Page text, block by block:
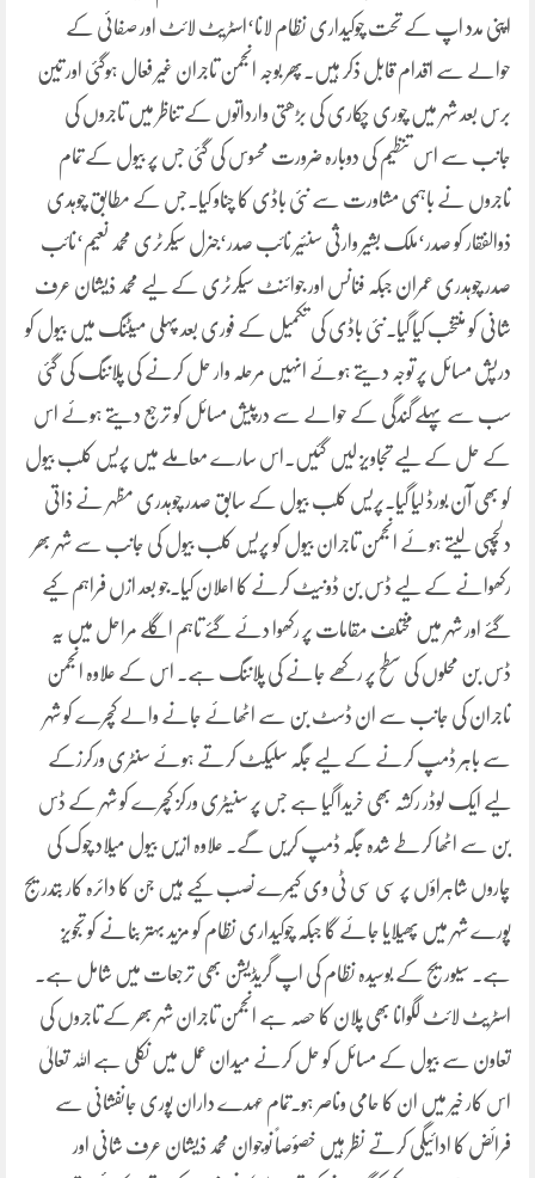
اپنی مدد اپ کے تحت چوکیداری نظام لانا‘اسٹریٹ لائٹ اور صفائی کے
حوالے سے اقدام قابل ذکر ہیں۔پھر بوجہ انجمن تاجران غیر فعال ہوگئی اور تین
برس بعد شہر میں چوری چکاری کی بڑھتی وارداتوں کے تناظر میں تاجروں کی
جانب سے اس تنظیم کی دوبارہ ضرورت محسوس کی گئی جس پر بیول کے تمام
تاجروں نے باہمی مشاورت سے نئی باڈی کا چناو کیا۔جس کے مطابق چوہدی
ذوالفقار کو صدر‘ملک بشیر وارثی سنئیر نائب صدر‘جنرل سیکرٹری محمد نعیم‘نائب
صدر چوہدری عمران جبکہ فنانس اور جوائنٹ سیکرٹری کے لیے محمد ذیشان عرف
شانی کو منتخب کیا گیا۔نئی باڈی کی تکمیل کے فوری بعد پہلی میٹنگ میں بیول کو
درپش مسائل پر توجہ دیتے ہوئے انہیں مرحلہ وار حل کرنے کی پلاننگ کی گئی
سب سے پہلے گندگی کے حوالے سے درپیش مسائل کو ترجع دیتے ہوئے اس
کے حل کے لیے تجاویز لیں گئیں۔اس سارے معاملے میں پریس کلب بیول
کو بھی آن بورڈ لیا گیا۔پریس کلب بیول کے سابق صدر چوہدری مظہر نے ذاتی
دلچسپی لیتے ہوئے انجمن تاجران بیول کو پریس کلب بیول کی جانب سے شہر بھر
رکھوانے کے لیے ڈس بن ڈونیٹ کرنے کا اعلان کیا۔جو بعد ازں فراہم کیے
گئے اور شہر میں مختلف مقامات پر رکھوا دئے گئے تاہم اگلے مراحل میں یہ
ڈس بن محلوں کی سطح پر رکھے جانے کی پلاننگ ہے. اس کے علاوہ انجمن
تاجران کی جانب سے ان ڈسٹ بن سے اٹھائے جانے والے کچرے کو شہر
سے باہر ڈمپ کرنے کے لیے جگہ سلیکٹ کرتے ہوئے سنٹری ورکرزکے
لیے ایک لوڈر رکشہ بھی خریدا گیا ہے جس پر سنیٹری ورکز کچرے کو شہر کے ڈس
بن سے اٹھا کرطے شدہ جگہ ڈمپ کریں گے۔ علاوہ ازیں بیول میلاد چوک کی
چاروں شاہراؤں پر سی سی ٹی وی کیمرے نصب کیے ہیں جن کا دائرہ کار بتدریج
پورے شہر میں پھیلایا جائے گا جبکہ چوکیداری نظام کو مزید بہتر بنانے کو تجویز
ہے۔ سیوریج کے بوسیدہ نظام کی اپ گریڈیشن بھی ترجعات میں شامل ہے۔
اسٹریٹ لائٹ لگوانا بھی پلان کا حصہ ہے انجمن تاجران شہر بھر کے تاجروں کی
تعاون سے بیول کے مسائل کو حل کرنے میدان عمل میں نکلی ہے اللہ تعالیٰ
اس کار خیر میں ان کا حامی وناصر ہو۔تمام عہدے داران پوری جانفشانی سے
فرائض کا ادائیگی کرتے نظر ہیں خصؤصاً نوجوان محمد ذیشان عرف شانی اور